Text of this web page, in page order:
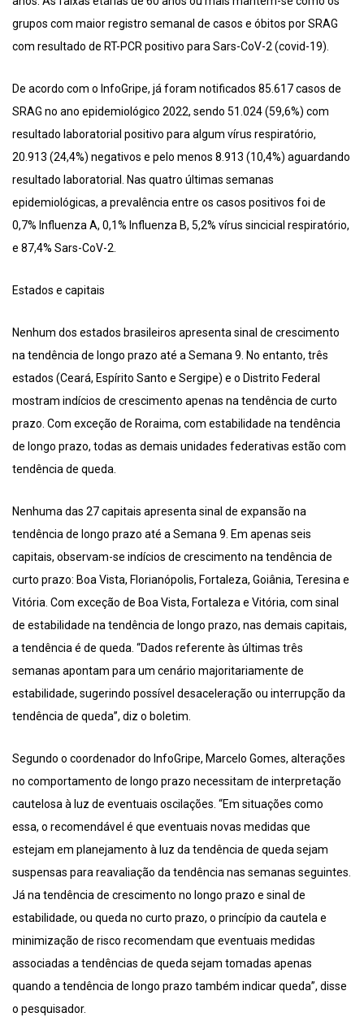
grupos com maior registro semanal de casos e óbitos por SRAG
com resultado de RT-PCR positivo para Sars-CoV-2 (covid-19).
De acordo com o InfoGripe, já foram notificados 85.617 casos de
SRAG no ano epidemiológico 2022, sendo 51.024 (59,6%) com
resultado laboratorial positivo para algum vírus respiratório,
20.913 (24,4%) negativos e pelo menos 8.913 (10,4%) aguardando
resultado laboratorial. Nas quatro últimas semanas
epidemiológicas, a prevalência entre os casos positivos foi de
0,7% Influenza A, 0,1% Influenza B, 5,2% vírus sincicial respiratório,
e 87,4% Sars-CoV-2.
Estados e capitais
Nenhum dos estados brasileiros apresenta sinal de crescimento
na tendência de longo prazo até a Semana 9. No entanto, três
estados (Ceará, Espírito Santo e Sergipe) e o Distrito Federal
mostram indícios de crescimento apenas na tendência de curto
prazo. Com exceção de Roraima, com estabilidade na tendência
de longo prazo, todas as demais unidades federativas estão com
tendência de queda.
Nenhuma das 27 capitais apresenta sinal de expansão na
tendência de longo prazo até a Semana 9. Em apenas seis
capitais, observam-se indícios de crescimento na tendência de
curto prazo: Boa Vista, Florianópolis, Fortaleza, Goiânia, Teresina e
Vitória. Com exceção de Boa Vista, Fortaleza e Vitória, com sinal
de estabilidade na tendência de longo prazo, nas demais capitais,
a tendência é de queda. “Dados referente às últimas três
semanas apontam para um cenário majoritariamente de
estabilidade, sugerindo possível desaceleração ou interrupção da
tendência de queda”, diz o boletim.
Segundo o coordenador do InfoGripe, Marcelo Gomes, alterações
no comportamento de longo prazo necessitam de interpretação
cautelosa à luz de eventuais oscilações. “Em situações como
essa, o recomendável é que eventuais novas medidas que
estejam em planejamento à luz da tendência de queda sejam
suspensas para reavaliação da tendência nas semanas seguintes.
Já na tendência de crescimento no longo prazo e sinal de
estabilidade, ou queda no curto prazo, o princípio da cautela e
minimização de risco recomendam que eventuais medidas
associadas a tendências de queda sejam tomadas apenas
quando a tendência de longo prazo também indicar queda”, disse
o pesquisador.